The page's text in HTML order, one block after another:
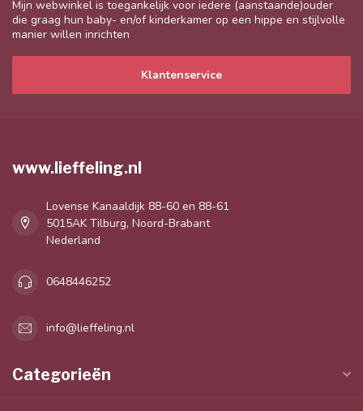
Mijn webwinkel is toegankelijk voor iedere (aanstaande)ouder
die graag hun baby- en/of kinderkamer op een hippe en stijlvolle
manier willen inrichten
Klantenservice
www.lieffeling.nl
Lovense Kanaaldijk 88-60 en 88-61
5015AK Tilburg, Noord-Brabant
Nederland
0648446252
info@lieffeling.nl
Categorieën